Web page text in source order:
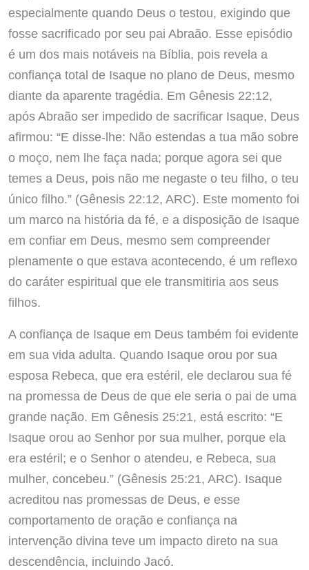
especialmente quando Deus o testou, exigindo que
fosse sacrificado por seu pai Abraão. Esse episódio
é um dos mais notáveis ​​na Bíblia, pois revela a
confiança total de Isaque no plano de Deus, mesmo
diante da aparente tragédia. Em Gênesis 22:12,
após Abraão ser impedido de sacrificar Isaque, Deus
afirmou: “E disse-lhe: Não estendas a tua mão sobre
o moço, nem lhe faça nada; porque agora sei que
temes a Deus, pois não me negaste o teu filho, o teu
único filho.” (Gênesis 22:12, ARC). Este momento foi
um marco na história da fé, e a disposição de Isaque
em confiar em Deus, mesmo sem compreender
plenamente o que estava acontecendo, é um reflexo
do caráter espiritual que ele transmitiria aos seus
filhos.
A confiança de Isaque em Deus também foi evidente
em sua vida adulta. Quando Isaque orou por sua
esposa Rebeca, que era estéril, ele declarou sua fé
na promessa de Deus de que ele seria o pai de uma
grande nação. Em Gênesis 25:21, está escrito: “E
Isaque orou ao Senhor por sua mulher, porque ela
era estéril; e o Senhor o atendeu, e Rebeca, sua
mulher, concebeu.” (Gênesis 25:21, ARC). Isaque
acreditou nas promessas de Deus, e esse
comportamento de oração e confiança na
intervenção divina teve um impacto direto na sua
descendência, incluindo Jacó.